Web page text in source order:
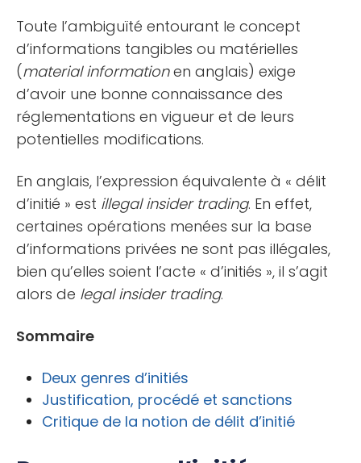
Toute l’ambiguïté entourant le concept
d’informations tangibles ou matérielles
(material informationen anglais) exige
d’avoir une bonne connaissance des
réglementations en vigueur et de leurs
potentielles modifications.
En anglais, l’expression équivalente à « délit
d’initié » est illegal insider trading. En effet,
certaines opérations menées sur la base
d’informations privées ne sont pas illégales,
bien qu’elles soient l’acte « d’initiés », il s’agit
alors de legal insider trading.
Sommaire
Deux genres d’initiés
Justification, procédé et sanctions
Critique de la notion de délit d’initié